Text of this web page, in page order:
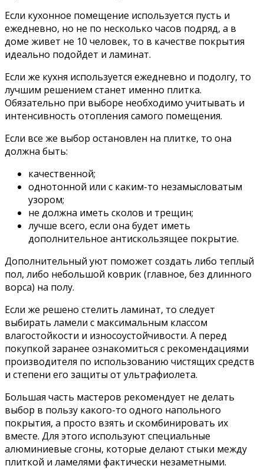
Если кухонное помещение используется пусть и
ежедневно, но не по несколько часов подряд, а в
доме живет не 10 человек, то в качестве покрытия
идеально подойдет и ламинат.
Если же кухня используется ежедневно и подолгу, то
лучшим решением станет именно плитка.
Обязательно при выборе необходимо учитывать и
интенсивность отопления самого помещения.
Если все же выбор остановлен на плитке, то она
должна быть:
качественной;
однотонной или с каким-то незамысловатым
узором;
не должна иметь сколов и трещин;
лучше всего, если она будет иметь
дополнительное антискользящее покрытие.
Дополнительный уют поможет создать либо теплый
пол, либо небольшой коврик (главное, без длинного
ворса) на полу.
Если же решено стелить ламинат, то следует
выбирать ламели с максимальным классом
влагостойкости и износоустойчивости. А перед
покупкой заранее ознакомиться с рекомендациями
производителя по использованию чистящих средств
и степени его защиты от ультрафиолета.
Большая часть мастеров рекомендует не делать
выбор в пользу какого-то одного напольного
покрытия, а просто взять и скомбинировать их
вместе. Для этого используют специальные
алюминиевые сгоны, которые делают стыки между
плиткой и ламелями фактически незаметными.